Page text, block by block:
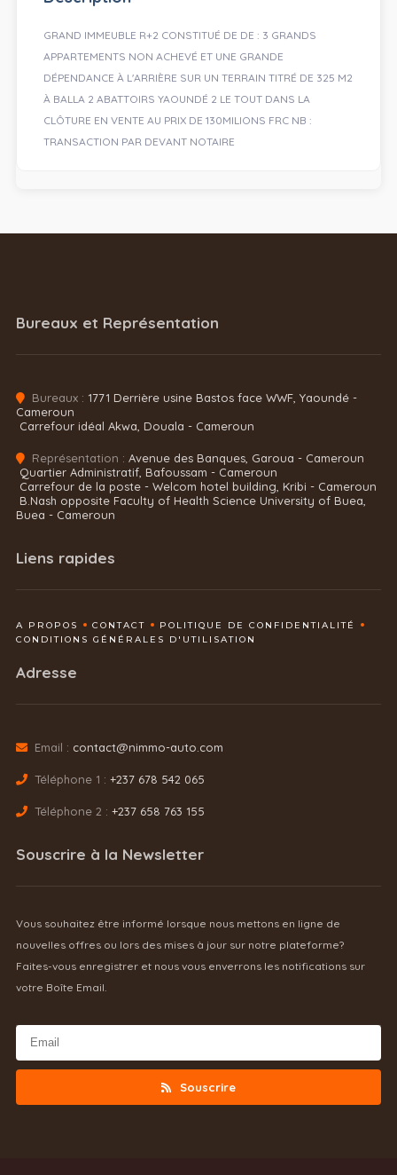
GRAND IMMEUBLE R+2 CONSTITUÉ DE DE : 3 GRANDS
APPARTEMENTS NON ACHEVÉ ET UNE GRANDE
DÉPENDANCE À L'ARRIÈRE SUR UN TERRAIN TITRÉ DE 325 M2
À BALLA 2 ABATTOIRS YAOUNDÉ 2 LE TOUT DANS LA
CLÔTURE EN VENTE AU PRIX DE 130MILIONS FRC NB :
TRANSACTION PAR DEVANT NOTAIRE
Bureaux et Représentation
Bureaux : 1771 Derrière usine Bastos face WWF, Yaoundé -
Cameroun
Carrefour idéal Akwa, Douala - Cameroun
Représentation : Avenue des Banques, Garoua - Cameroun
Quartier Administratif, Bafoussam - Cameroun
Carrefour de la poste - Welcom hotel building, Kribi - Cameroun
B.Nash opposite Faculty of Health Science University of Buea,
Buea - Cameroun
Liens rapides
A PROPOS CONTACT
POLITIQUE DE CONFIDENTIALITÉ
CONDITIONS GÉNÉRALES D'UTILISATION
Adresse
Email : contact@nimmo-auto.com
Téléphone 1 : +237 678 542 065
Téléphone 2 : +237 658 763 155
Souscrire à la Newsletter
Vous souhaitez être informé lorsque nous mettons en ligne de
nouvelles offres ou lors des mises à jour sur notre plateforme?
Faites-vous enregistrer et nous vous enverrons les notifications sur
votre Boîte Email.
Souscrire